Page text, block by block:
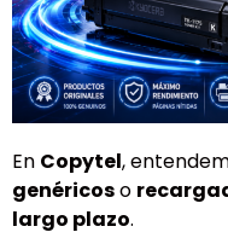
En Copytel,
genéricoso
largo plazo.